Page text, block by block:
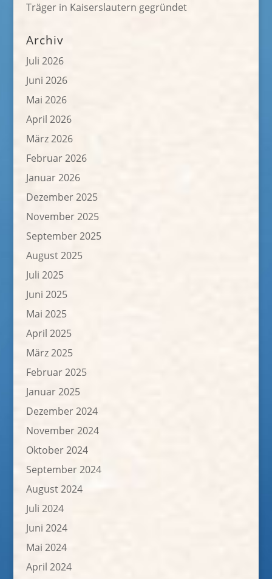
Träger in Kaiserslautern gegründet
Archiv
Juli 2026
Juni 2026
Mai 2026
April 2026
März 2026
Februar 2026
Januar 2026
Dezember 2025
November 2025
September 2025
August 2025
Juli 2025
Juni 2025
Mai 2025
April 2025
März 2025
Februar 2025
Januar 2025
Dezember 2024
November 2024
Oktober 2024
September 2024
August 2024
Juli 2024
Juni 2024
Mai 2024
April 2024